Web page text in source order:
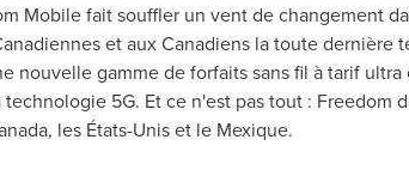
Mobile fait souffler un vent de changement
et aux Canadiens la toute dernière
nouvelle gamme de forfaits sans fil à tarif
5G. Et ce n'est pas tout : Freedom
, les États-Unis et le Mexique.